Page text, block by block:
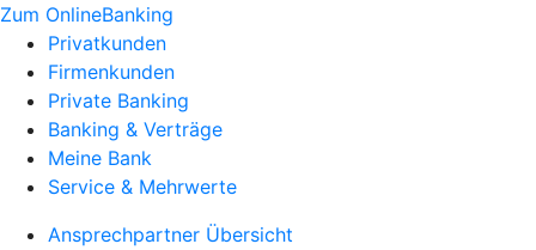
Zum OnlineBanking
Privatkunden
Firmenkunden
Private Banking
Banking & Verträge
Meine Bank
Service & Mehrwerte
Ansprechpartner Übersicht